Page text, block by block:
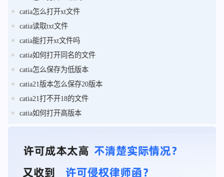
catia怎么打开xt文件
catia读取txt文件
catia能打开xt文件吗
catia如何打开同名的文件
catia怎么保存为低版本
catia21版本怎么保存20版本
catia21打不开18的文件
catia如何打开高版本